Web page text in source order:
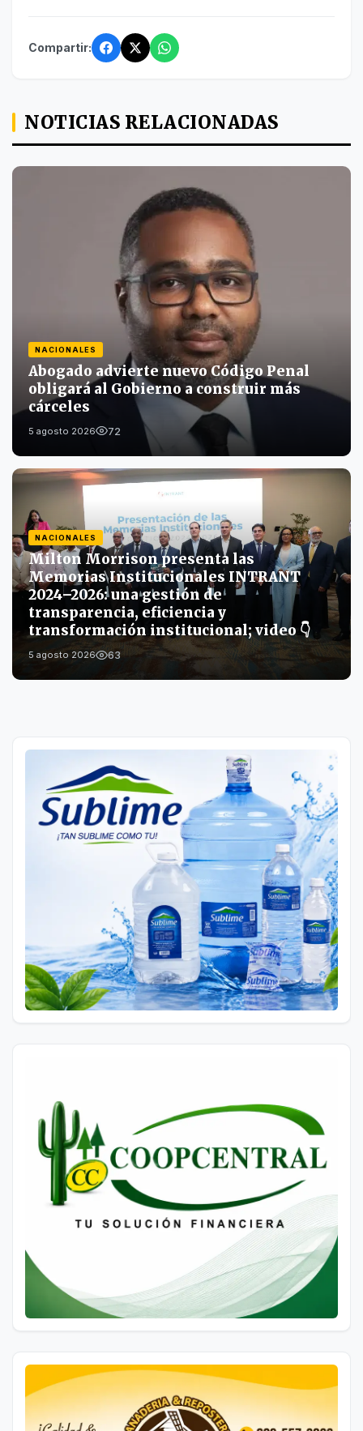
Compartir:
NOTICIAS RELACIONADAS
NACIONALES
Abogado advierte nuevo Código Penal
obligará al Gobierno a construir más
cárceles
5 agosto 2026 72
NACIONALES
Milton Morrison presenta las
Memorias Institucionales INTRANT
2024–2026: una gestión de
transparencia, eficiencia y
transformación institucional; video 👇
5 agosto 2026 63